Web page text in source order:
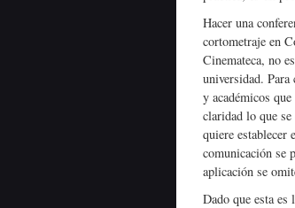
Hacer una
cortometraje en
Cinemateca, no
universidad. Para
y académicos
claridad lo que se
quiere establecer
comunicación se
aplicación se
Dado que esta es